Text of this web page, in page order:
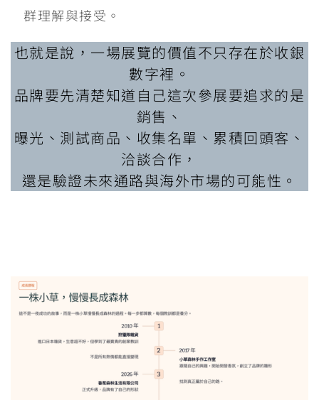
群理解與接受。
也就是說，一場展覽的價值不只存在於收銀
數字裡。
品牌要先清楚知道自己這次參展要追求的是
銷售、
曝光、測試商品、收集名單、累積回頭客、
洽談合作，
還是驗證未來通路與海外市場的可能性。